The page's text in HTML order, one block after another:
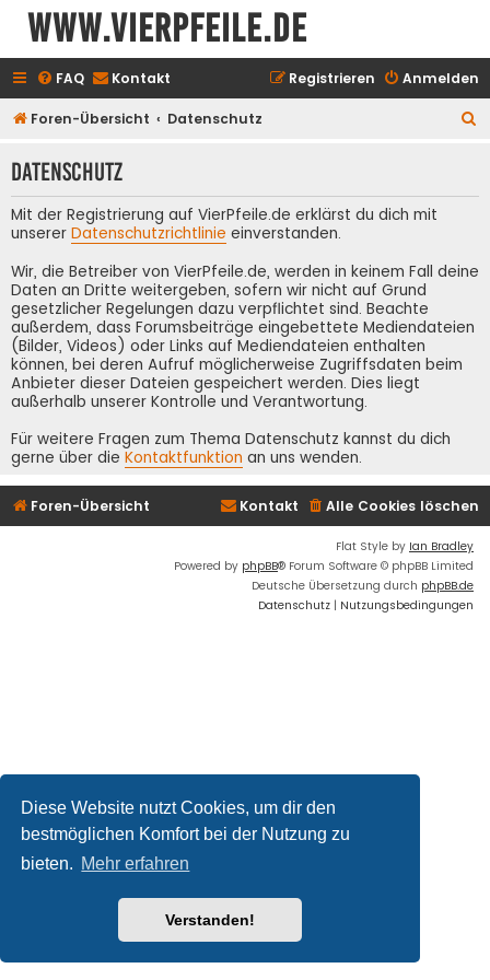
Diese Website nutzt Cookies, um dir den
bestmöglichen Komfort bei der Nutzung zu
bieten. Mehr erfahren
Verstanden!
www.vierpfeile.de
FAQ Kontakt Anmelden
Registrieren
Foren-Übersicht Datenschutz
h
Datenschutz
Mit der Registrierung auf VierPfeile.de erklärst du dich mit
unserer Datenschutzrichtlinie einverstanden.
Wir, die Betreiber von VierPfeile.de, werden in keinem Fall deine
Daten an Dritte weitergeben, sofern wir nicht auf Grund
gesetzlicher Regelungen dazu verpflichtet sind. Beachte
außerdem, dass Forumsbeiträge eingebettete Mediendateien
(Bilder, Videos) oder Links auf Mediendateien enthalten
können, bei deren Aufruf möglicherweise Zugriffsdaten beim
Anbieter dieser Dateien gespeichert werden. Dies liegt
außerhalb unserer Kontrolle und Verantwortung.
Für weitere Fragen zum Thema Datenschutz kannst du dich
gerne über die Kontaktfunktion an uns wenden.
Foren-Übersicht Alle Cookies löschen
Kontakt
Flat Style by Ian Bradley
Powered by phpBB® Forum Software © phpBB Limited
Deutsche Übersetzung durch phpBB.de
Datenschutz | Nutzungsbedingungen